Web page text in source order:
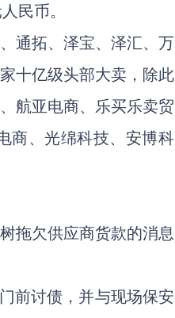
民币。
通拓、泽宝、泽汇、万
十亿级头部大卖，除此
航亚电商、乐买乐卖贸
商、光绵科技、安博科
拖欠供应商货款的消息
前讨债，并与现场保安